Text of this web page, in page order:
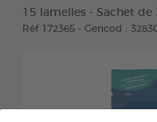
15 lamelles - Sachet de
Réf 172365 - Gencod :